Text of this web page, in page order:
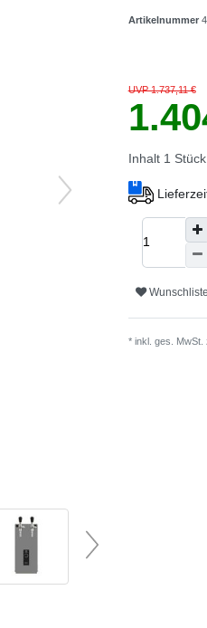
Artikelnummer
UVP 1.737,11 €
Inhalt 1 Stück
Wunschliste
* inkl. ges. MwSt.